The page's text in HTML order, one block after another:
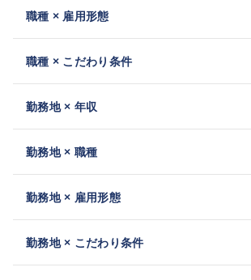
職種 × 雇用形態
職種 × こだわり条件
勤務地 × 年収
勤務地 × 職種
勤務地 × 雇用形態
勤務地 × こだわり条件